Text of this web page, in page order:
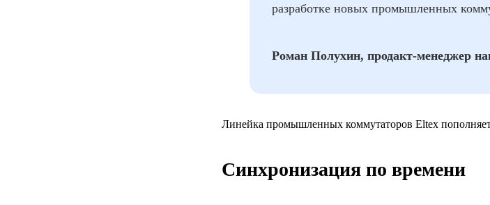
разработке новых промышленных
Роман Полухин, продакт-менеджер
Линейка промышленных коммутаторов Eltex
Синхронизация по времени